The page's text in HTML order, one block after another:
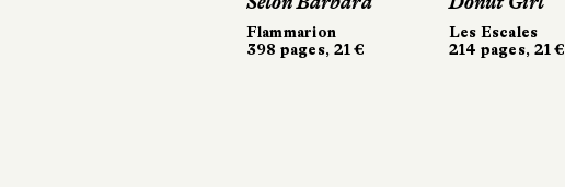
Flammarion
398 pages, 21 €
Les Escales
214 pages, 21 €
Les Escales
214 pages, 21 €